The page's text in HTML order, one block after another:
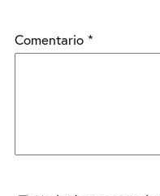
Comentario *